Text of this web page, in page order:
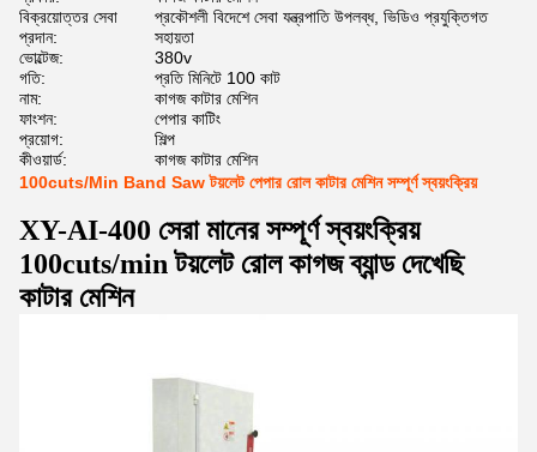
বিক্রয়োত্তর সেবা
প্রদান:
প্রকৌশলী বিদেশে সেবা যন্ত্রপাতি উপলব্ধ, ভিডিও প্রযুক্তিগত
সহায়তা
ভোল্টেজ:
380v
গতি:
প্রতি মিনিটে 100 কাট
নাম:
কাগজ কাটার মেশিন
ফাংশন:
পেপার কাটিং
প্রয়োগ:
শিল্প
কীওয়ার্ড:
কাগজ কাটার মেশিন
100cuts/Min Band Saw টয়লেট পেপার রোল কাটার মেশিন সম্পূর্ণ স্বয়ংক্রিয়
XY-AI-400 সেরা মানের সম্পূর্ণ স্বয়ংক্রিয়
100cuts/min টয়লেট রোল কাগজ ব্যান্ড দেখেছি
কাটার মেশিন